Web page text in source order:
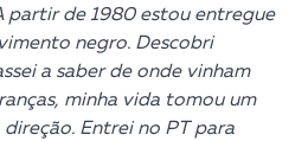
partir de 1980 estou entregue
negro. Descobri
a saber de onde vinham
minha vida tomou um
Entrei no PT para